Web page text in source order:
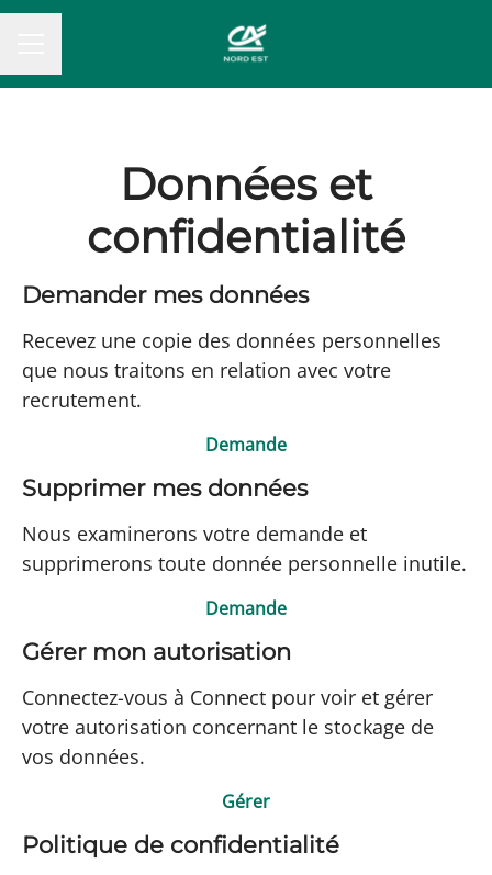
Données et
confidentialité
Demander mes données
Recevez une copie des données personnelles
que nous traitons en relation avec votre
recrutement.
Demande
Supprimer mes données
Nous examinerons votre demande et
supprimerons toute donnée personnelle inutile.
Demande
Gérer mon autorisation
Connectez-vous à Connect pour voir et gérer
votre autorisation concernant le stockage de
vos données.
Gérer
Politique de confidentialité